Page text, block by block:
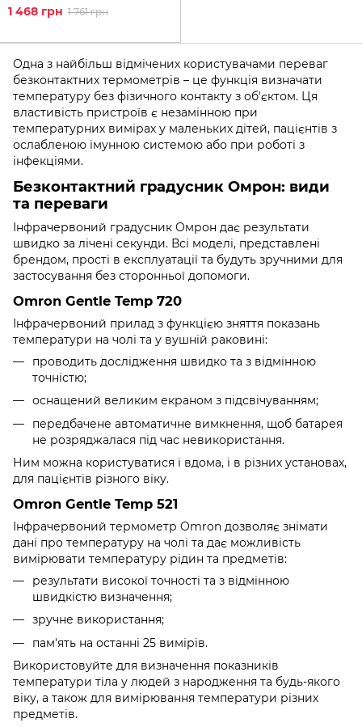
1 468 грн 1 761 грн
Одна з найбільш відмічених користувачами переваг
безконтактних термометрів – це функція визначати
температуру без фізичного контакту з об'єктом. Ця
властивість пристроїв є незамінною при
температурних вимірах у маленьких дітей, пацієнтів з
ослабленою імунною системою або при роботі з
інфекціями.
Безконтактний градусник Омрон: види
та переваги
Інфрачервоний градусник Омрон дає результати
швидко за лічені секунди. Всі моделі, представлені
брендом, прості в експлуатації та будуть зручними для
застосування без сторонньої допомоги.
Omron Gentle Temp 720
Інфрачервоний прилад з функцією зняття показань
температури на чолі та у вушній раковині:
проводить дослідження швидко та з відмінною
точністю;
оснащений великим екраном з підсвічуванням;
передбачене автоматичне вимкнення, щоб батарея
не розряджалася під час невикористання.
Ним можна користуватися і вдома, і в різних установах,
для пацієнтів різного віку.
Omron Gentle Temp 521
Інфрачервоний термометр Omron дозволяє знімати
дані про температуру на чолі та дає можливість
вимірювати температуру рідин та предметів:
результати високої точності та з відмінною
швидкістю визначення;
зручне використання;
пам'ять на останні 25 вимірів.
Використовуйте для визначення показників
температури тіла у людей з народження та будь-якого
віку, а також для вимірювання температури різних
предметів.